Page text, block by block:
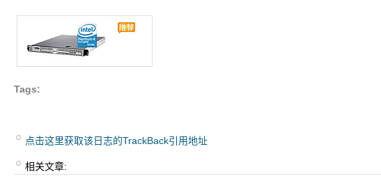
Tags:
点击这里获取该日志的TrackBack引用地址
相关文章: